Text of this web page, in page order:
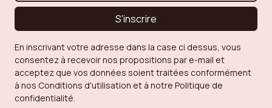
S'inscrire
En inscrivant votre adresse dans la case ci dessus, vous
consentez à recevoir nos propositions par e-mail et
acceptez que vos données soient traitées conformément
à nos Conditions d'utilisation et à notre Politique de
confidentialité.